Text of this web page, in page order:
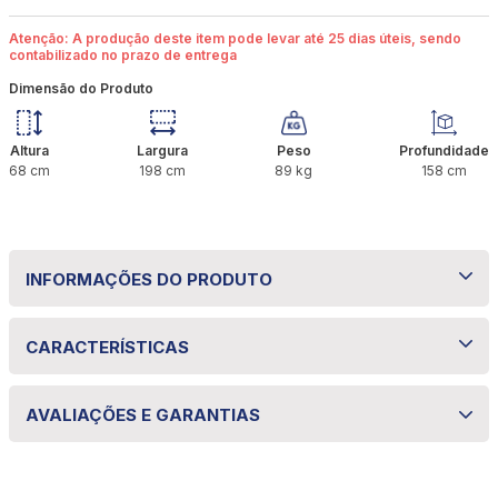
Atenção: A produção deste item pode levar até 25 dias úteis, sendo
contabilizado no prazo de entrega
Dimensão do Produto
Altura
68 cm
Largura
198 cm
Peso
89 kg
Profundidade
158 cm
INFORMAÇÕES DO PRODUTO
Colchão Queen Molas Ensacadas Aghata
O Colchão Queen Aghata com Box da Bom Pastor é
CARACTERÍSTICAS
AVALIAÇÕES E GARANTIAS